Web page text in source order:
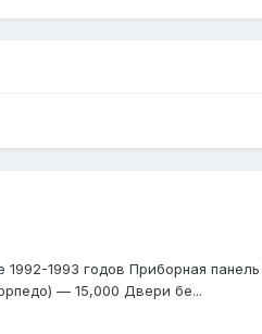
1993 годов Приборная
— 15,000 Двери бе...